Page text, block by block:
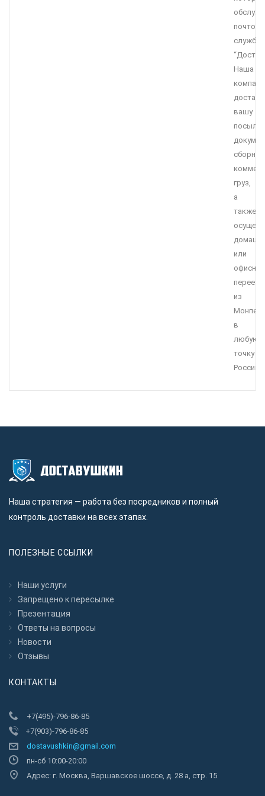
служба
Наша
вашу
сборный
груз,
а
также
или
переезд
из
в
любую
точку
России.
Наша стратегия — работа без посредников и полный
контроль доставки на всех этапах.
ПОЛЕЗНЫЕ ССЫЛКИ
Наши услуги
Запрещено к пересылкe
Презентация
Ответы на вопросы
Новости
Отзывы
КОНТАКТЫ
+7(495)-796-86-85
+7(903)-796-86-85
dostavushkin@gmail.com
пн-сб 10:00-20:00
Адрес: г. Москва, Варшавское шоссе, д. 28 а, стр. 15